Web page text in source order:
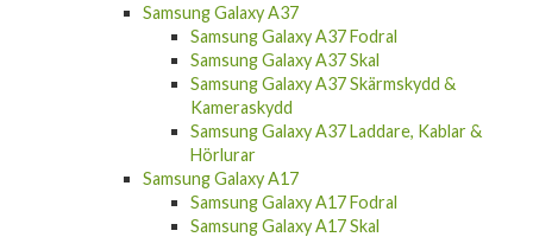
Samsung Galaxy A37
Samsung Galaxy A37 Fodral
Samsung Galaxy A37 Skal
Samsung Galaxy A37 Skärmskydd &
Kameraskydd
Samsung Galaxy A37 Laddare, Kablar &
Hörlurar
Samsung Galaxy A17
Samsung Galaxy A17 Fodral
Samsung Galaxy A17 Skal